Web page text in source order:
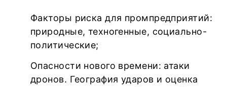
Факторы риска для промпредприятий:
природные, техногенные, социально-
политические;
Опасности нового времени: атаки
дронов. География ударов и оценка